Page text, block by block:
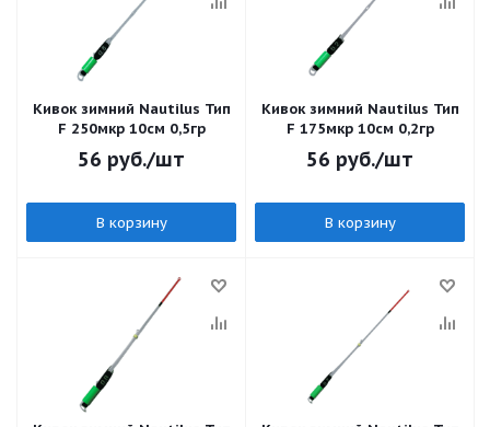
Кивок зимний Nautilus Тип
F 250мкр 10см 0,5гр
56 руб./шт
В корзину
Кивок зимний Nautilus Тип
F 175мкр 10см 0,2гр
56 руб./шт
В корзину